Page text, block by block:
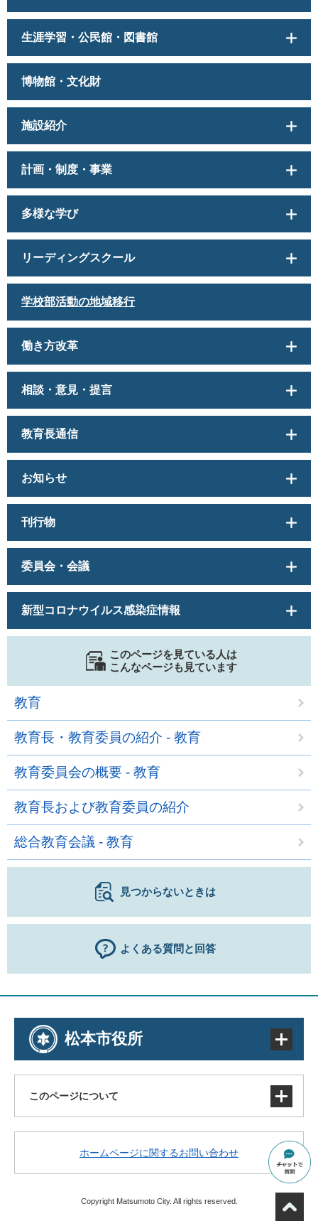
生涯学習・公民館・図書館
博物館・文化財
施設紹介
計画・制度・事業
多様な学び
リーディングスクール
学校部活動の地域移行
働き方改革
相談・意見・提言
教育長通信
お知らせ
刊行物
委員会・会議
新型コロナウイルス感染症情報
このページを見ている人は
こんなページも見ています
教育
教育長・教育委員の紹介 - 教育
教育委員会の概要 - 教育
教育長および教育委員の紹介
総合教育会議 - 教育
見つからないときは
よくある質問と回答
松本市役所
このページについて
著作権・免責事項・リンク
アクセシビリティ
ホームページに関するお問い合わせ
Copyright Matsumoto City. All rights reserved.